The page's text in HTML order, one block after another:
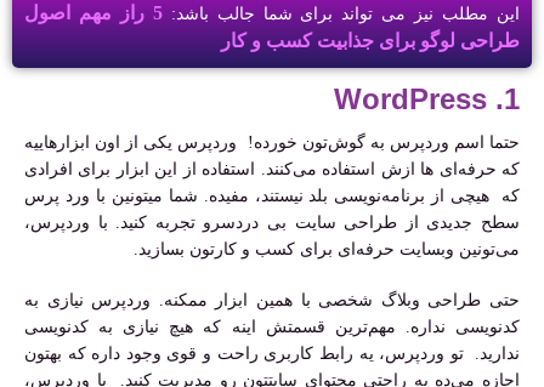
این مطلب نیز می تواند برای شما جالب باشد:
5 راز مهم اصول
طراحی لوگو برای جذابیت کسب و کار
1. WordPress
حتما اسم وردپرس به گوش‌تون خورده! وردپرس یکی از اون ابزارهاییه
که حرفه‌ای ها ازش استفاده می‌کنند. استفاده از این ابزار برای افرادی
که هیچی از برنامه‌نویسی بلد نیستند، مفیده. شما میتونین با ورد پرس
سطح جدیدی از طراحی سایت بی دردسرو تجربه کنید. با وردپرس،
می‌تونین وبسایت حرفه‌ای برای کسب و کارتون بسازید.
حتی طراحی وبلاگ شخصی‌ با همین ابزار ممکنه. وردپرس نیازی به
کدنویسی نداره. مهم‌ترین قسمتش اینه که هیچ نیازی به کدنویسی
ندارید. تو وردپرس، یه رابط کاربری راحت و قوی وجود داره که بهتون
اجازه می‌ده به راحتی محتوای سایتتون رو مدیریت کنید. با وردپرس،